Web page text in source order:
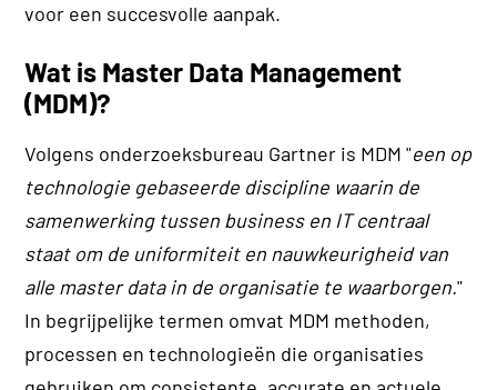
voor een succesvolle aanpak.
Wat is Master Data Management
(MDM)?
Volgens onderzoeksbureau Gartner is MDM "een op
technologie gebaseerde discipline waarin de
samenwerking tussen business en IT centraal
staat om de uniformiteit en nauwkeurigheid van
alle master data in de organisatie te waarborgen."
In begrijpelijke termen omvat MDM methoden,
processen en technologieën die organisaties